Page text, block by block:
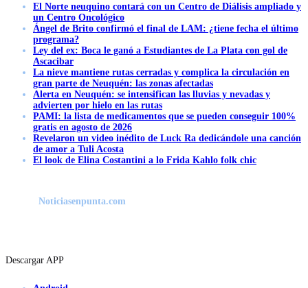
El Norte neuquino contará con un Centro de Diálisis ampliado y
un Centro Oncológico
Ángel de Brito confirmó el final de LAM: ¿tiene fecha el último
programa?
Ley del ex: Boca le ganó a Estudiantes de La Plata con gol de
Ascacibar
La nieve mantiene rutas cerradas y complica la circulación en
gran parte de Neuquén: las zonas afectadas
Alerta en Neuquén: se intensifican las lluvias y nevadas y
advierten por hielo en las rutas
PAMI: la lista de medicamentos que se pueden conseguir 100%
gratis en agosto de 2026
Revelaron un video inédito de Luck Ra dedicándole una canción
de amor a Tuli Acosta
El look de Elina Costantini a lo Frida Kahlo folk chic
Noticiasenpunta.com
Descargar APP